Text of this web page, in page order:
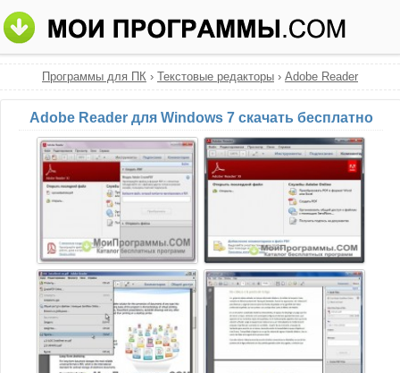
Программы для ПК › Текстовые редакторы › Adobe Reader
Adobe Reader для Windows 7 скачать бесплатно